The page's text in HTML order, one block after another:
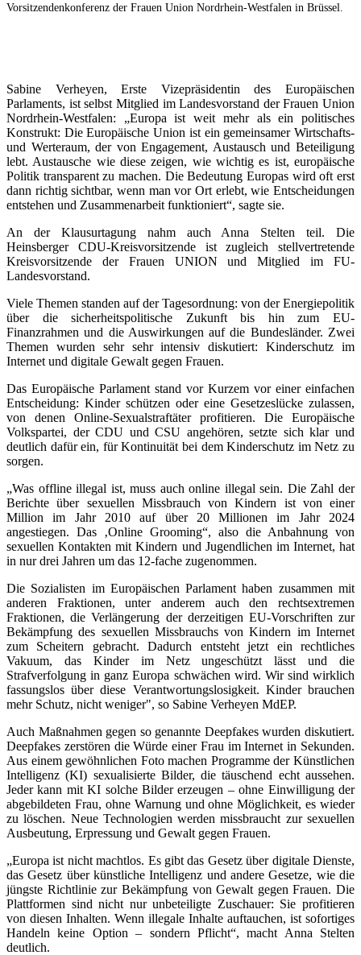
Vorsitzendenkonferenz der Frauen Union Nordrhein-Westfalen in Brüssel.
Sabine Verheyen, Erste Vizepräsidentin des Europäischen
Parlaments, ist selbst Mitglied im Landesvorstand der Frauen Union
Nordrhein-Westfalen: „Europa ist weit mehr als ein politisches
Konstrukt: Die Europäische Union ist ein gemeinsamer Wirtschafts-
und Werteraum, der von Engagement, Austausch und Beteiligung
lebt. Austausche wie diese zeigen, wie wichtig es ist, europäische
Politik transparent zu machen. Die Bedeutung Europas wird oft erst
dann richtig sichtbar, wenn man vor Ort erlebt, wie Entscheidungen
entstehen und Zusammenarbeit funktioniert“, sagte sie.
An der Klausurtagung nahm auch Anna Stelten teil. Die
Heinsberger CDU-Kreisvorsitzende ist zugleich stellvertretende
Kreisvorsitzende der Frauen UNION und Mitglied im FU-
Landesvorstand.
Viele Themen standen auf der Tagesordnung: von der Energiepolitik
über die sicherheitspolitische Zukunft bis hin zum EU-
Finanzrahmen und die Auswirkungen auf die Bundesländer. Zwei
Themen wurden sehr sehr intensiv diskutiert: Kinderschutz im
Internet und digitale Gewalt gegen Frauen.
Das Europäische Parlament stand vor Kurzem vor einer einfachen
Entscheidung: Kinder schützen oder eine Gesetzeslücke zulassen,
von denen Online-Sexualstraftäter profitieren. Die Europäische
Volkspartei, der CDU und CSU angehören, setzte sich klar und
deutlich dafür ein, für Kontinuität bei dem Kinderschutz im Netz zu
sorgen.
„Was offline illegal ist, muss auch online illegal sein. Die Zahl der
Berichte über sexuellen Missbrauch von Kindern ist von einer
Million im Jahr 2010 auf über 20 Millionen im Jahr 2024
angestiegen. Das ‚Online Grooming“, also die Anbahnung von
sexuellen Kontakten mit Kindern und Jugendlichen im Internet, hat
in nur drei Jahren um das 12-fache zugenommen.
Die Sozialisten im Europäischen Parlament haben zusammen mit
anderen Fraktionen, unter anderem auch den rechtsextremen
Fraktionen, die Verlängerung der derzeitigen EU-Vorschriften zur
Bekämpfung des sexuellen Missbrauchs von Kindern im Internet
zum Scheitern gebracht. Dadurch entsteht jetzt ein rechtliches
Vakuum, das Kinder im Netz ungeschützt lässt und die
Strafverfolgung in ganz Europa schwächen wird. Wir sind wirklich
fassungslos über diese Verantwortungslosigkeit. Kinder brauchen
mehr Schutz, nicht weniger", so Sabine Verheyen MdEP.
Auch Maßnahmen gegen so genannte Deepfakes wurden diskutiert.
Deepfakes zerstören die Würde einer Frau im Internet in Sekunden.
Aus einem gewöhnlichen Foto machen Programme der Künstlichen
Intelligenz (KI) sexualisierte Bilder, die täuschend echt aussehen.
Jeder kann mit KI solche Bilder erzeugen – ohne Einwilligung der
abgebildeten Frau, ohne Warnung und ohne Möglichkeit, es wieder
zu löschen. Neue Technologien werden missbraucht zur sexuellen
Ausbeutung, Erpressung und Gewalt gegen Frauen.
„Europa ist nicht machtlos. Es gibt das Gesetz über digitale Dienste,
das Gesetz über künstliche Intelligenz und andere Gesetze, wie die
jüngste Richtlinie zur Bekämpfung von Gewalt gegen Frauen. Die
Plattformen sind nicht nur unbeteiligte Zuschauer: Sie profitieren
von diesen Inhalten. Wenn illegale Inhalte auftauchen, ist sofortiges
Handeln keine Option – sondern Pflicht“, macht Anna Stelten
deutlich.